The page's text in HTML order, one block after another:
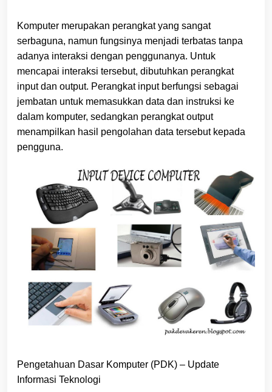
Komputer merupakan perangkat yang sangat
serbaguna, namun fungsinya menjadi terbatas tanpa
adanya interaksi dengan penggunanya. Untuk
mencapai interaksi tersebut, dibutuhkan perangkat
input dan output. Perangkat input berfungsi sebagai
jembatan untuk memasukkan data dan instruksi ke
dalam komputer, sedangkan perangkat output
menampilkan hasil pengolahan data tersebut kepada
pengguna.
Pengetahuan Dasar Komputer (PDK) – Update
Informasi Teknologi